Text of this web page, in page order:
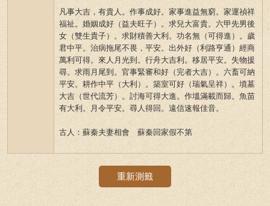
凡事大吉，有貴人。作事成好。家事進益無窮。家運禎祥
福祉。婚姻成好（益夫旺子）。求兒大富貴。六甲先男後
女（雙生貴子）。求財積善大利。功名無（可得進）。歲
君中平。治病拖尾不畏，平安。出外好（利路亨通）經商
萬利可得。來人月光到。行舟大吉利。移居平安。失物援
尋。求雨月尾到。官事緊審和好（完者大吉）。六畜可納
平安。耕作中平（大利）。築室可好（瑞氣呈祥）。墳墓
大吉（世代流芳）。討海可得大進。作塭滿載而歸。魚苗
有大利。月令平安。尋人得回。遠信速報佳音。
古人：蘇秦夫妻相會 蘇秦回家假不第
重新測籤